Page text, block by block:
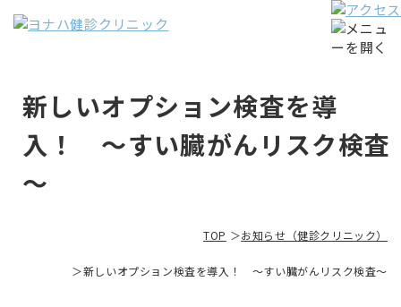
新しいオプション検査を導
入！ ～すい臓がんリスク検査
～
TOP お知らせ（健診クリニック）
新しいオプション検査を導入！ ～すい臓がんリスク検査～